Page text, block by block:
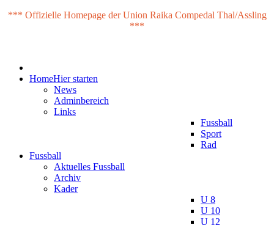
*** Offizielle Homepage der Union Raika Compedal Thal/Assling
***
HomeHier starten
News
Adminbereich
Links
Fussball
Sport
Rad
Fussball
Aktuelles Fussball
Archiv
Kader
U 8
U 10
U 12